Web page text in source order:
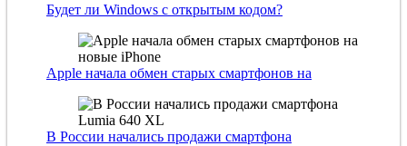
Будет ли Windows с открытым кодом?
Apple начала обмен старых смартфонов на
В России начались продажи смартфона